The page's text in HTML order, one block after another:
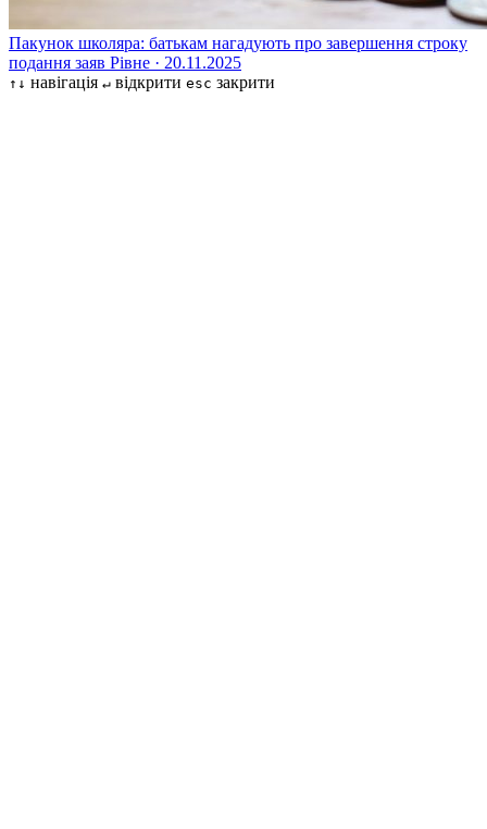
Пакунок школяра: батькам нагадують про завершення строку
подання заяв Рівне · 20.11.2025
↑↓ навігація ↵ відкрити esc закрити